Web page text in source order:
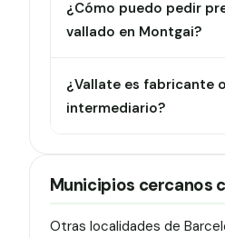
¿Cómo puedo pedir
vallado en Montgai?
¿Vallate es fabricante o
intermediario?
Municipios cercanos
Otras localidades de